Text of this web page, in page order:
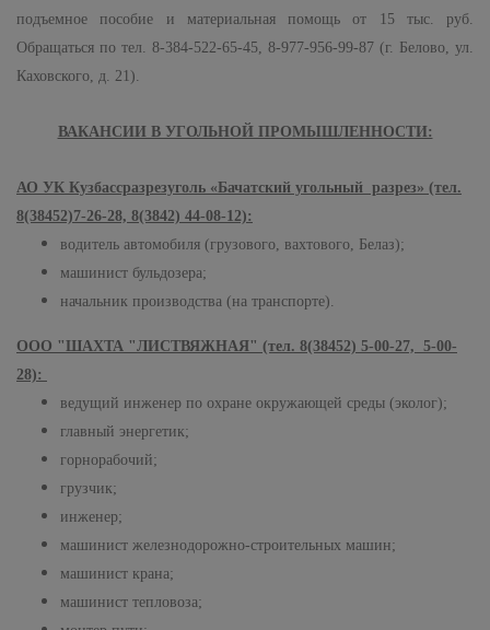
подъемное пособие и материальная помощь от 15 тыс. руб.
Обращаться по тел. 8-384-522-65-45, 8-977-956-99-87 (г. Белово, ул.
Каховского, д. 21).
ВАКАНСИИ В УГОЛЬНОЙ ПРОМЫШЛЕННОСТИ:
АО УК Кузбассразрезуголь «Бачатский угольный разрез» (тел.
8(38452)7-26-28, 8(3842) 44-08-12):
водитель автомобиля (грузового, вахтового, Белаз);
машинист бульдозера;
начальник производства (на транспорте).
ООО "ШАХТА "ЛИСТВЯЖНАЯ" (тел. 8(38452) 5-00-27, 5-00-
28):
ведущий инженер по охране окружающей среды (эколог);
главный энергетик;
горнорабочий;
грузчик;
инженер;
машинист железнодорожно-строительных машин;
машинист крана;
машинист тепловоза;